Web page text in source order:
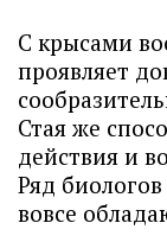
С крысами
проявляет
Стая же
действия и
Ряд
вовсе